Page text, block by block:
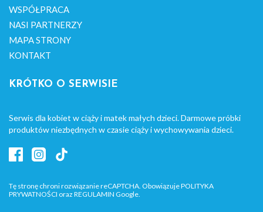
WSPÓŁPRACA
NASI PARTNERZY
MAPA STRONY
KONTAKT
KRÓTKO O SERWISIE
Serwis dla kobiet w ciąży i matek małych dzieci. Darmowe próbki
produktów niezbędnych w czasie ciąży i wychowywania dzieci.
Tę stronę chroni rozwiązanie reCAPTCHA. ObowiązujePOLITYKA
PRYWATNOŚCI oraz REGULAMIN Google.